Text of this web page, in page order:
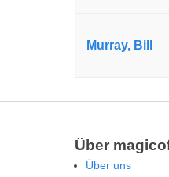
Murray, Bill
Über
Über uns